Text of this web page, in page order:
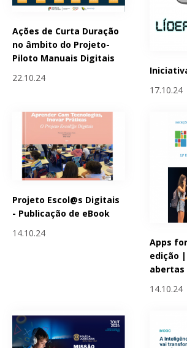
Ações de Curta Duração
no âmbito do Projeto-
Piloto Manuais Digitais
22.10.24
17.10.24
Projeto Escol@s Digitais
- Publicação de eBook
14.10.24
Apps
edição
abertas
14.10.24